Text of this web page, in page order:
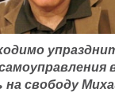
свободу